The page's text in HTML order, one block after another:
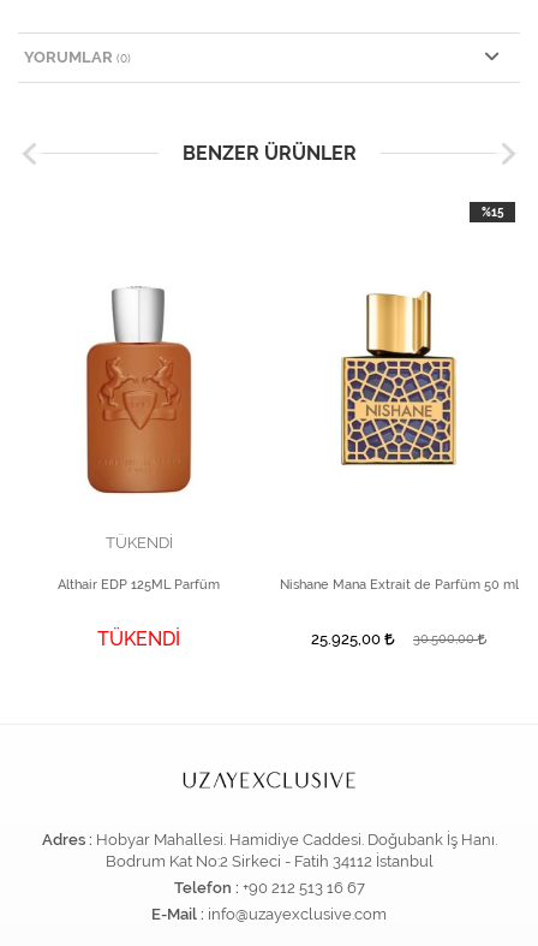
YORUMLAR (0)
BENZER ÜRÜNLER
TÜKENDİ
Althair EDP 125ML Parfüm
TÜKENDİ
Nishane Mana Extrait de Parfüm 50 ml
25.925,00 30.500,00
%15
Adres : Hobyar Mahallesi. Hamidiye Caddesi. Doğubank İş Hanı.
Bodrum Kat No:2 Sirkeci - Fatih 34112 İstanbul
Telefon : +90 212 513 16 67
E-Mail : info@uzayexclusive.com